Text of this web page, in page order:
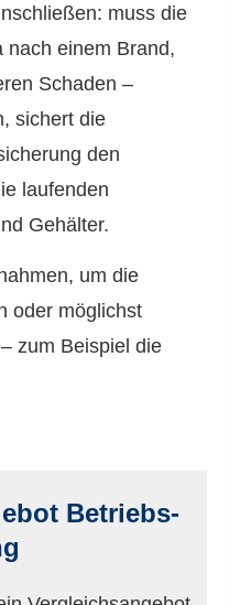
muss die
nach einem Brand,
Schaden –
sichert die
den
laufenden
Gehälter.
um die
oder möglichst
zum Beispiel die
Betriebs-